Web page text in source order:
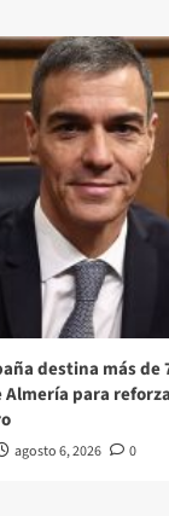
destina más de
para
agosto 6, 2026 0